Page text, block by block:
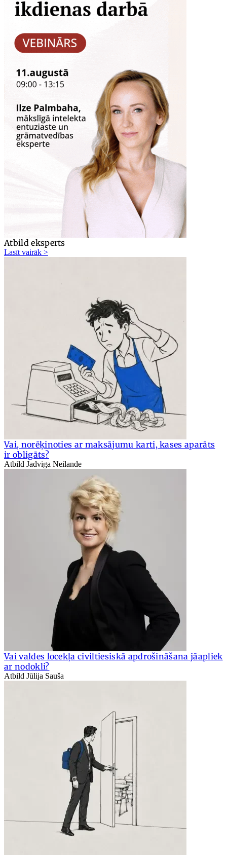
Atbild eksperts
Lasīt vairāk >
Vai, norēķinoties ar maksājumu karti, kases aparāts
ir obligāts?
Atbild Jadviga Neilande
Vai valdes locekļa civiltiesiskā apdrošināšana jāapliek
ar nodokli?
Atbild Jūlija Sauša